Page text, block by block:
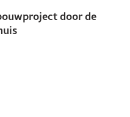
door de